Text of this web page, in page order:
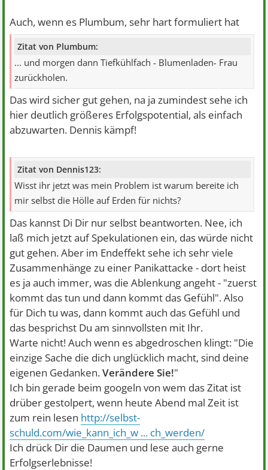
Auch, wenn es Plumbum, sehr hart formuliert hat
Zitat von Plumbum:
... und morgen dann Tiefkühlfach - Blumenladen- Frau
zurückholen.
Das wird sicher gut gehen, na ja zumindest sehe ich
hier deutlich größeres Erfolgspotential, als einfach
abzuwarten. Dennis kämpf!
Zitat von Dennis123:
Wisst ihr jetzt was mein Problem ist warum bereite ich
mir selbst die Hölle auf Erden für nichts?
Das kannst Di Dir nur selbst beantworten. Nee, ich
laß mich jetzt auf Spekulationen ein, das würde nicht
gut gehen. Aber im Endeffekt sehe ich sehr viele
Zusammenhänge zu einer Panikattacke - dort heist
es ja auch immer, was die Ablenkung angeht - "zuerst
kommt das tun und dann kommt das Gefühl". Also
für Dich tu was, dann kommt auch das Gefühl und
das besprichst Du am sinnvollsten mit Ihr.
Warte nicht! Auch wenn es abgedroschen klingt: "Die
einzige Sache die dich unglücklich macht, sind deine
eigenen Gedanken.Verändere Sie!"
Ich bin gerade beim googeln von wem das Zitat ist
drüber gestolpert, wenn heute Abend mal Zeit ist
zum rein lesen http://selbst-
schuld.com/wie_kann_ich_w ... ch_werden/
Ich drück Dir die Daumen und lese auch gerne
Erfolgserlebnisse!